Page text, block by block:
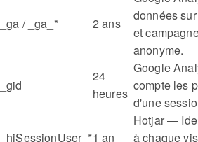
_ga / _ga_* 2 ans
données
et
anonyme.
_gid
24
heures
Google
compte les
d'une
_hjSessionUser_*1 an
Hotjar —
à chaque